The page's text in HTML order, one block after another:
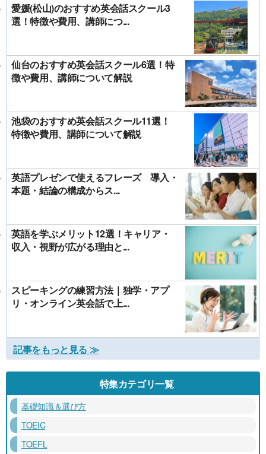
愛媛(松山)のおすすめ英会話スクール3
選！特徴や費用、講師につ...
仙台のおすすめ英会話スクール6選！特
徴や費用、講師について解説
池袋のおすすめ英会話スクール11選！
特徴や費用、講師について解説
英語プレゼンで使えるフレーズ 導入・
本題・結論の構成からス...
英語を学ぶメリット12選！キャリア・
収入・視野が広がる理由と...
スピーキングの練習方法｜独学・アプ
リ・オンライン英会話で上...
記事をもっと見る ≫
特集カテゴリ一覧
基礎知識＆選び方
TOEIC
TOEFL